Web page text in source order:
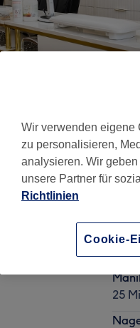
Düsseldorf, 40213
25
Wir verwenden eigene
zu personalisieren,
analysieren. Wir
unsere Partner für
Richtlinien
Cookie-